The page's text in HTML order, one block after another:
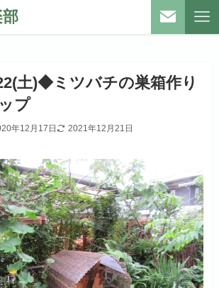
土)◆ミツバチの巣箱作り
プ
年12月17日 2021年12月21日